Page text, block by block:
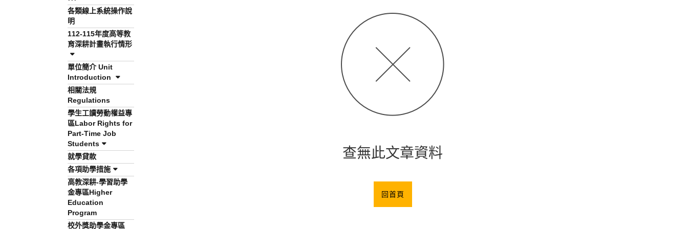
各類線上系統操作說
明
112-115年度高等教
育深耕計畫執行情形
單位簡介 Unit
Introduction
相關法規
Regulations
學生工讀勞動權益專
區Labor Rights for
Part-Time Job
Students
就學貸款
各項助學措施
高教深耕-學習助學
金專區Higher
Education
Program
校外獎助學金專區
查無此文章資料
回首頁